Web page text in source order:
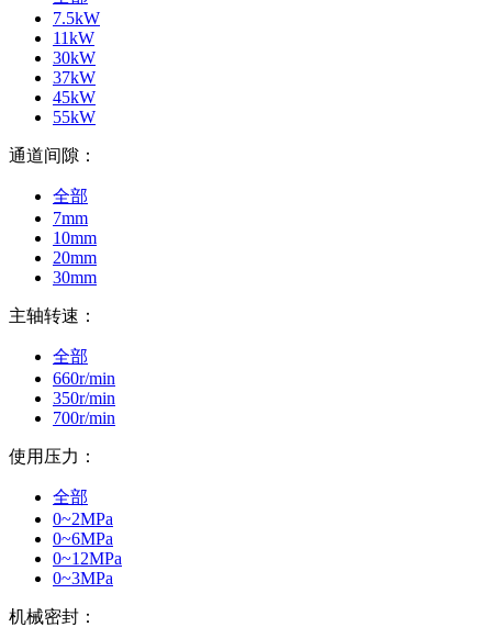
7.5kW
11kW
30kW
37kW
45kW
55kW
通道间隙：
全部
7mm
10mm
20mm
30mm
主轴转速：
全部
660r/min
350r/min
700r/min
使用压力：
全部
0~2MPa
0~6MPa
0~12MPa
0~3MPa
机械密封：